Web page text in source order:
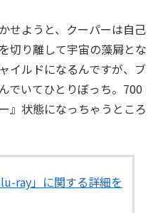
せようと、クーパーは自己
切り離して宇宙の藻屑とな
イルドになるんですが、ブ
でいてひとりぼっち。700
』状態になっちゃうところ
ray」に関する詳細を